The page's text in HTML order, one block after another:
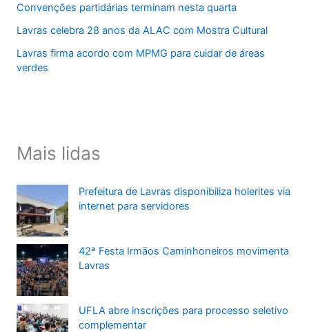
Convenções partidárias terminam nesta quarta
Lavras celebra 28 anos da ALAC com Mostra Cultural
Lavras firma acordo com MPMG para cuidar de áreas
verdes
Mais lidas
Prefeitura de Lavras disponibiliza holerites via
internet para servidores
42ª Festa Irmãos Caminhoneiros movimenta
Lavras
UFLA abre inscrições para processo seletivo
complementar